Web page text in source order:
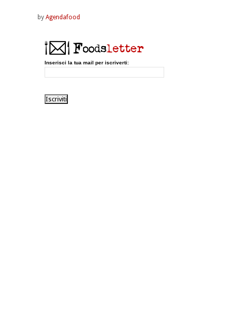
by Agendafood
Inserisci la tua mail per iscriverti: